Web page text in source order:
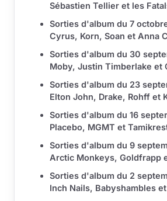
Sébastien Tellier et les
Sorties d'album du 7
Cyrus, Korn, Soan et Anna
Sorties d'album du 30
Moby, Justin Timberlake et
Sorties d'album du 23
Elton John, Drake, Rohff et
Sorties d'album du 16
Placebo, MGMT et
Sorties d'album du 9
Arctic Monkeys, Goldfrapp
Sorties d'album du 2
Inch Nails, Babyshambles